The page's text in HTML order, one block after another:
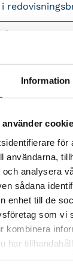
Information
för
användarna,
analysera
sådana
enhet till de
som vi
kombinera
har
nyhetsbrev
myndigheter
2024 –